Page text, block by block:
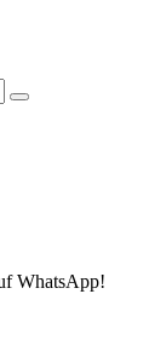
WhatsApp!